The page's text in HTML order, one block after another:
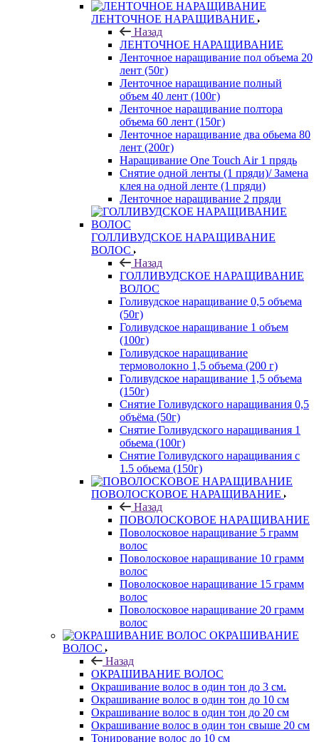
ЛЕНТОЧНОЕ НАРАЩИВАНИЕ
Назад
ЛЕНТОЧНОЕ НАРАЩИВАНИЕ
Ленточное наращивание пол объема 20
лент (50г)
Ленточное наращивание полный
объем 40 лент (100г)
Ленточное наращивание полтора
объема 60 лент (150г)
Ленточное наращивание два обьема 80
лент (200г)
Наращивание One Touch Air 1 прядь
Снятие одной ленты (1 пряди)/ Замена
клея на одной ленте (1 пряди)
Ленточное наращивание 2 пряди
ГОЛЛИВУДСКОЕ НАРАЩИВАНИЕ
ВОЛОС
Назад
ГОЛЛИВУДСКОЕ НАРАЩИВАНИЕ
ВОЛОС
Голивудское наращивание 0,5 объема
(50г)
Голивудское наращивание 1 объем
(100г)
Голивудское наращивание
термоволокно 1,5 объема (200 г)
Голивудское наращивание 1,5 объема
(150г)
Снятие Голивудского наращивания 0,5
объёма (50г)
Снятие Голивудского наращивания 1
обьема (100г)
Снятие Голивудского наращивания с
1.5 обьема (150г)
ПОВОЛОСКОВОЕ НАРАЩИВАНИЕ
Назад
ПОВОЛОСКОВОЕ НАРАЩИВАНИЕ
Поволосковое наращивание 5 грамм
волос
Поволосковое наращивание 10 грамм
волос
Поволосковое наращивание 15 грамм
волос
Поволосковое наращивание 20 грамм
волос
ОКРАШИВАНИЕ
ВОЛОС
Назад
ОКРАШИВАНИЕ ВОЛОС
Окрашивание волос в один тон до 3 см.
Окрашивание волос в один тон до 10 см
Окрашивание волос в один тон до 20 см
Окрашивание волос в один тон свыше 20 см
Тонирование волос до 10 см